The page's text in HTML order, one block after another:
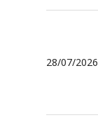
28/07/2026